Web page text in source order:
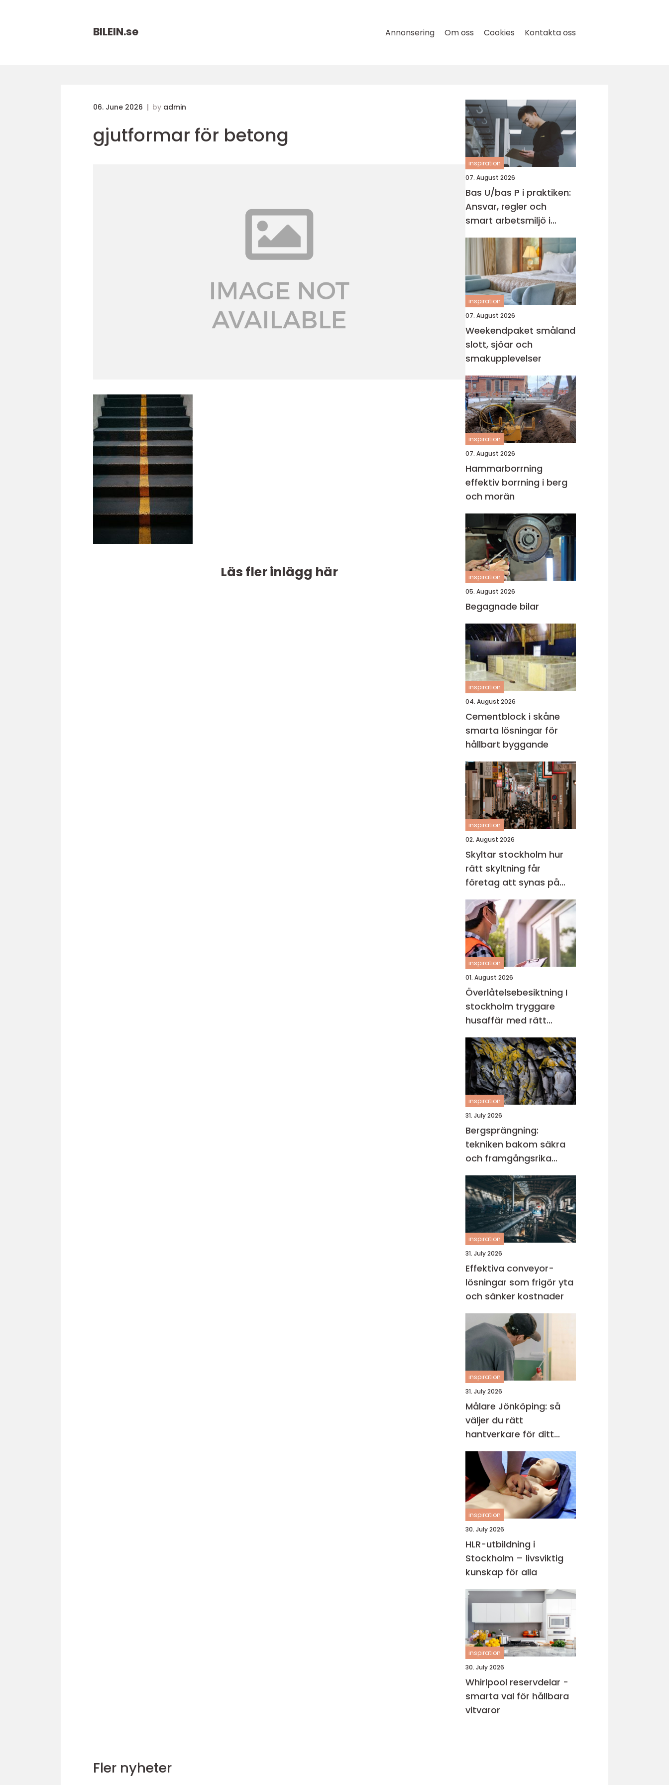
BILEIN.se Annonsering Om oss Cookies Kontakta oss
06. June 2026 by admin
gjutformar för betong
Läs fler inlägg här
inspiration
07. August 2026
Bas U/bas P i praktiken:
Ansvar, regler och
smart arbetsmiljö i
byggprojekt
inspiration
07. August 2026
Weekendpaket småland
slott, sjöar och
smakupplevelser
inspiration
07. August 2026
Hammarborrning
effektiv borrning i berg
och morän
inspiration
05. August 2026
Begagnade bilar
inspiration
04. August 2026
Cementblock i skåne
smarta lösningar för
hållbart byggande
inspiration
02. August 2026
Skyltar stockholm hur
rätt skyltning får
företag att synas på
riktigt
inspiration
01. August 2026
Överlåtelsebesiktning I
stockholm tryggare
husaffär med rätt
kunskap
inspiration
31. July 2026
Bergsprängning:
tekniken bakom säkra
och framgångsrika
projekt
inspiration
31. July 2026
Effektiva conveyor-
lösningar som frigör yta
och sänker kostnader
inspiration
31. July 2026
Målare Jönköping: så
väljer du rätt
hantverkare för ditt
projekt
inspiration
30. July 2026
HLR-utbildning i
Stockholm – livsviktig
kunskap för alla
inspiration
30. July 2026
Whirlpool reservdelar -
smarta val för hållbara
vitvaror
Fler nyheter